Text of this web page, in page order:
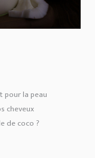
pour la peau
cheveux
de coco ?